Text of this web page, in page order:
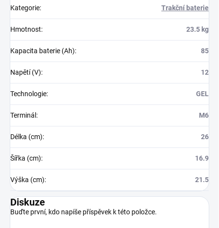
Kategorie: Trakční baterie
Hmotnost: 23.5 kg
Kapacita baterie (Ah): 85
Napětí (V): 12
Technologie: GEL
Terminál : M6
Délka (cm): 26
Šířka (cm): 16.9
Výška (cm): 21.5
Diskuze
Buďte první, kdo napíše příspěvek k této položce.